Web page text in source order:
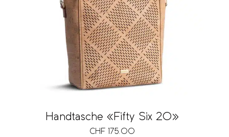
Handtasche «Fifty Six 20»
CHF 175.00